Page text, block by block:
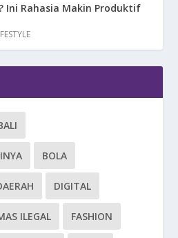
Ini Rahasia Makin Produktif
BOLA
DIGITAL
ILEGAL FASHION